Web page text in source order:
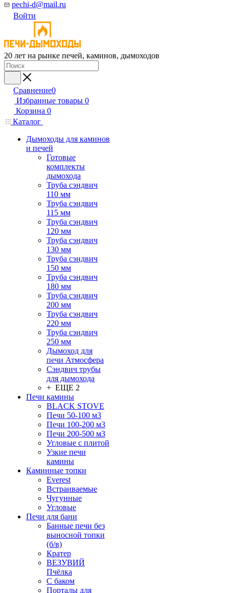
pechi-d@mail.ru
Войти
20 лет на рынке печей, каминов, дымоходов
Сравнение0
Избранные товары 0
Корзина 0
Каталог
Дымоходы для каминов
и печей
Готовые
комплекты
дымохода
Труба сэндвич
110 мм
Труба сэндвич
115 мм
Труба сэндвич
120 мм
Труба сэндвич
130 мм
Труба сэндвич
150 мм
Труба сэндвич
180 мм
Труба сэндвич
200 мм
Труба сэндвич
220 мм
Труба сэндвич
250 мм
Дымоход для
печи Атмосфера
Сэндвич трубы
для дымохода
+ ЕЩЕ 2
Печи камины
BLACK STOVE
Печи 50-100 м3
Печи 100-200 м3
Печи 200-500 м3
Угловые с плитой
Узкие печи
камины
Каминные топки
Everest
Встраиваемые
Чугунные
Угловые
Печи для бани
Банные печи без
выносной топки
(б/в)
Кратер
ВЕЗУВИЙ
Пчёлка
С баком
Порталы для